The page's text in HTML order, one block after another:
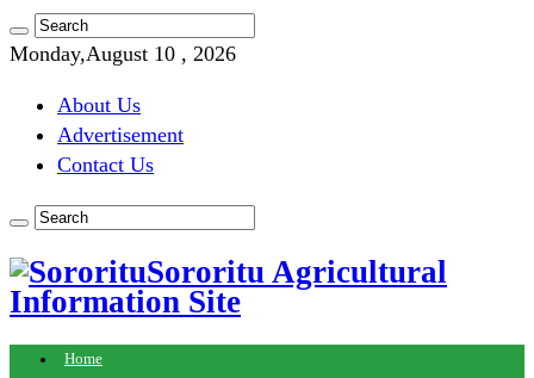
Monday,August 10 , 2026
About Us
Advertisement
Contact Us
Sororitu Agricultural
Information Site
Home